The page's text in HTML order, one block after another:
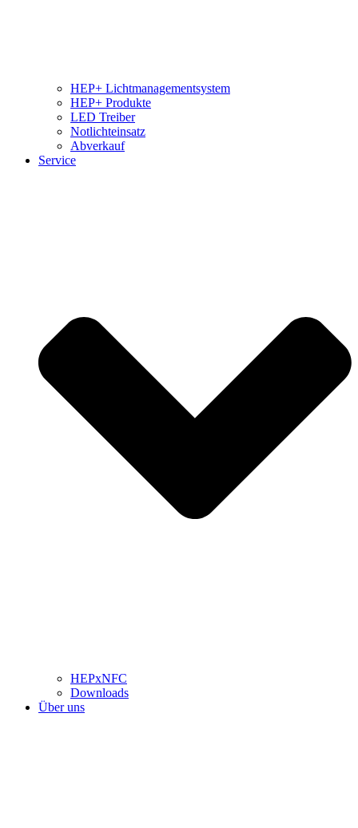
HEP+ Lichtmanagementsystem
HEP+ Produkte
LED Treiber
Notlichteinsatz
Abverkauf
Service
HEPxNFC
Downloads
Über uns